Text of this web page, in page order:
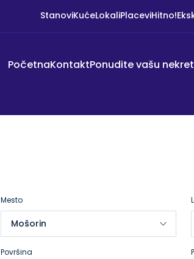
StanoviKućeLokaliPlaceviHitno!
PočetnaKontaktPonudite vašu
Mesto
Površina